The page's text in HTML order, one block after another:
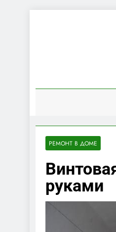
РЕМОНТ В ДОМЕ
руками